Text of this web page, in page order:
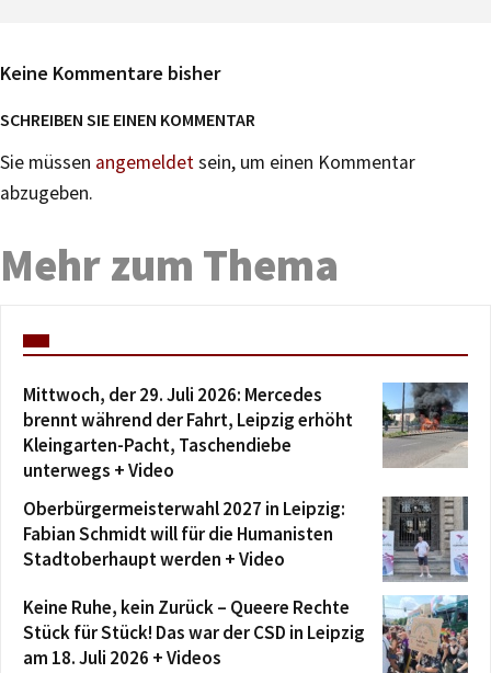
Keine Kommentare bisher
SCHREIBEN SIE EINEN KOMMENTAR
Sie müssen angemeldetsein, um einen Kommentar
abzugeben.
Mehr zum Thema
Mittwoch, der 29. Juli 2026: Mercedes
brennt während der Fahrt, Leipzig erhöht
Kleingarten-Pacht, Taschendiebe
unterwegs + Video
Oberbürgermeisterwahl 2027 in Leipzig:
Fabian Schmidt will für die Humanisten
Stadtoberhaupt werden + Video
Keine Ruhe, kein Zurück – Queere Rechte
Stück für Stück! Das war der CSD in Leipzig
am 18. Juli 2026 + Videos